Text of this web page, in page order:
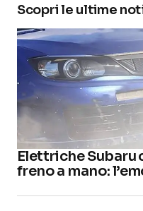
Scopri le ultime
Elettriche Subaru
freno a mano: